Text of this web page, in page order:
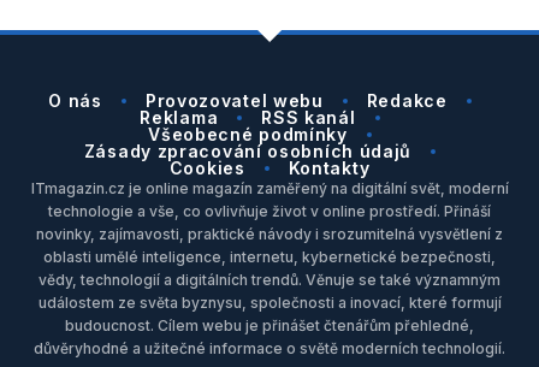
O nás Provozovatel webu
Redakce
Reklama
RSS kanál
Všeobecné podmínky
Zásady zpracování osobních údajů
Cookies
Kontakty
ITmagazin.cz je online magazín zaměřený na digitální svět, moderní
technologie a vše, co ovlivňuje život v online prostředí. Přináší
novinky, zajímavosti, praktické návody i srozumitelná vysvětlení z
oblasti umělé inteligence, internetu, kybernetické bezpečnosti,
vědy, technologií a digitálních trendů. Věnuje se také významným
událostem ze světa byznysu, společnosti a inovací, které formují
budoucnost. Cílem webu je přinášet čtenářům přehledné,
důvěryhodné a užitečné informace o světě moderních technologií.